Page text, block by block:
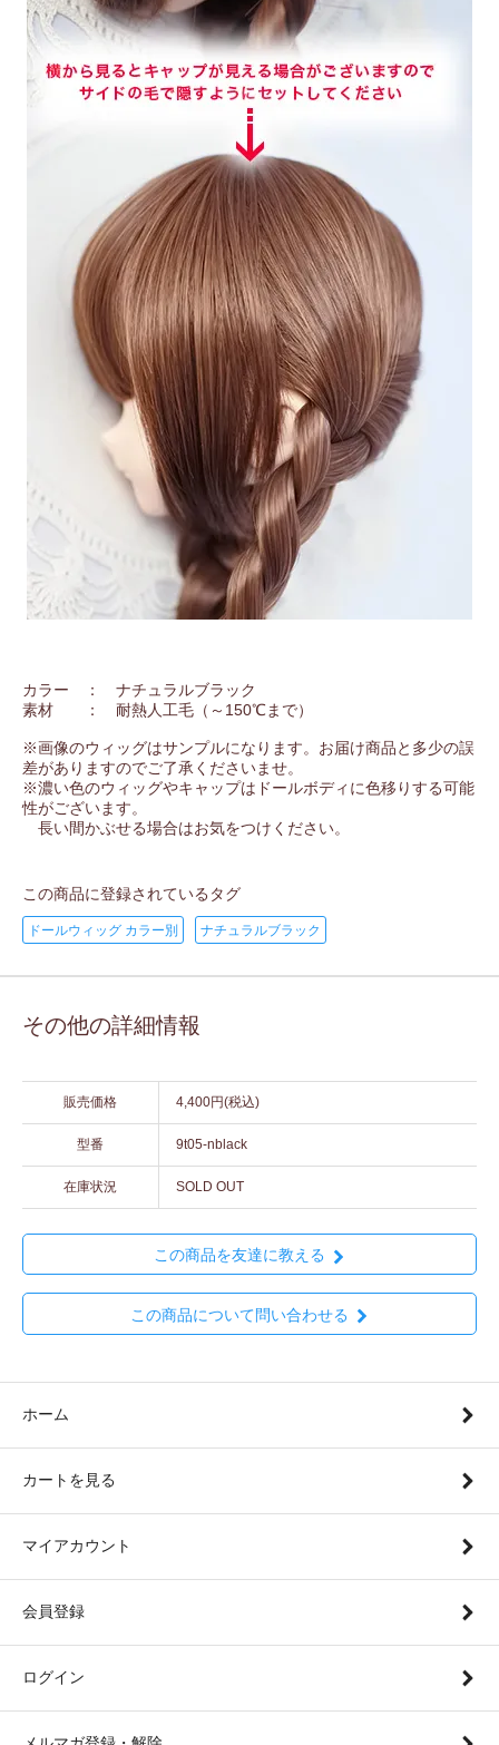
カラー ： ナチュラルブラック
素材 ： 耐熱人工毛（～150℃まで）
※画像のウィッグはサンプルになります。お届け商品と多少の誤
差がありますのでご了承くださいませ。
※濃い色のウィッグやキャップはドールボディに色移りする可能
性がございます。
長い間かぶせる場合はお気をつけください。
この商品に登録されているタグ
ドールウィッグ カラー別 ナチュラルブラック
その他の詳細情報
販売価格 4,400円(税込)
型番 9t05-nblack
在庫状況 SOLD OUT
この商品を友達に教える
この商品について問い合わせる
ホーム
カートを見る
マイアカウント
会員登録
ログイン